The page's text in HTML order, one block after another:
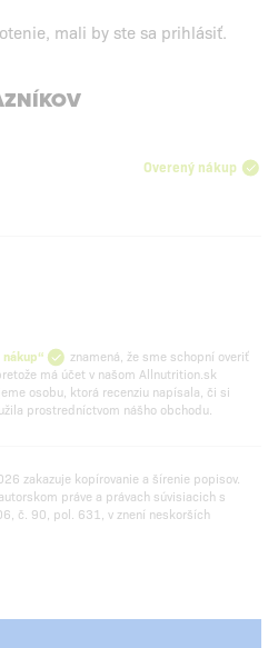
mali by ste sa prihlásiť.
Overený nákup
nákup“
znamená, že sme schopní overiť
má účet v našom Allnutrition.sk
osobu, ktorá recenziu napísala, či si
prostredníctvom nášho obchodu.
zakazuje kopírovanie a šírenie popisov.
práve a právach súvisiacich s
č. 90, pol. 631, v znení neskorších